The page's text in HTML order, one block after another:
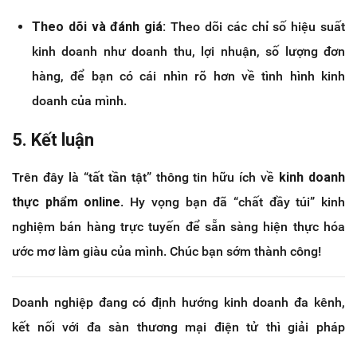
Theo dõi và đánh giá:Theo dõi các chỉ số hiệu suất
kinh doanh như doanh thu, lợi nhuận, số lượng đơn
hàng, để bạn có cái nhìn rõ hơn về tình hình kinh
doanh của mình.
5. Kết luận
Trên đây là “tất tần tật” thông tin hữu ích về kinh doanh
thực phẩm online. Hy vọng bạn đã “chất đầy túi” kinh
nghiệm bán hàng trực tuyến để sẵn sàng hiện thực hóa
ước mơ làm giàu của mình. Chúc bạn sớm thành công!
Doanh nghiệp đang có định hướng kinh doanh đa kênh,
kết nối với đa sàn thương mại điện tử thì giải pháp